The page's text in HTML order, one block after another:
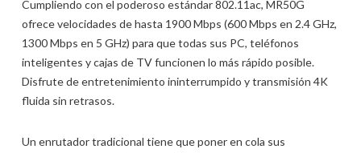
Cumpliendo con el poderoso estándar 802.11ac, MR50G
ofrece velocidades de hasta 1900 Mbps (600 Mbps en 2.4 GHz,
1300 Mbps en 5 GHz) para que todas sus PC, teléfonos
inteligentes y cajas de TV funcionen lo más rápido posible.
Disfrute de entretenimiento ininterrumpido y transmisión 4K
fluida sin retrasos.
Un enrutador tradicional tiene que poner en cola sus